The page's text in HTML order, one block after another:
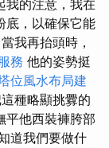
我的注意，我在
底，以確保它能
當我再抬頭時，
務 他的姿勢挺
位風水布局建
種略顯挑釁的
平他西裝褲胯部
道我們要做什